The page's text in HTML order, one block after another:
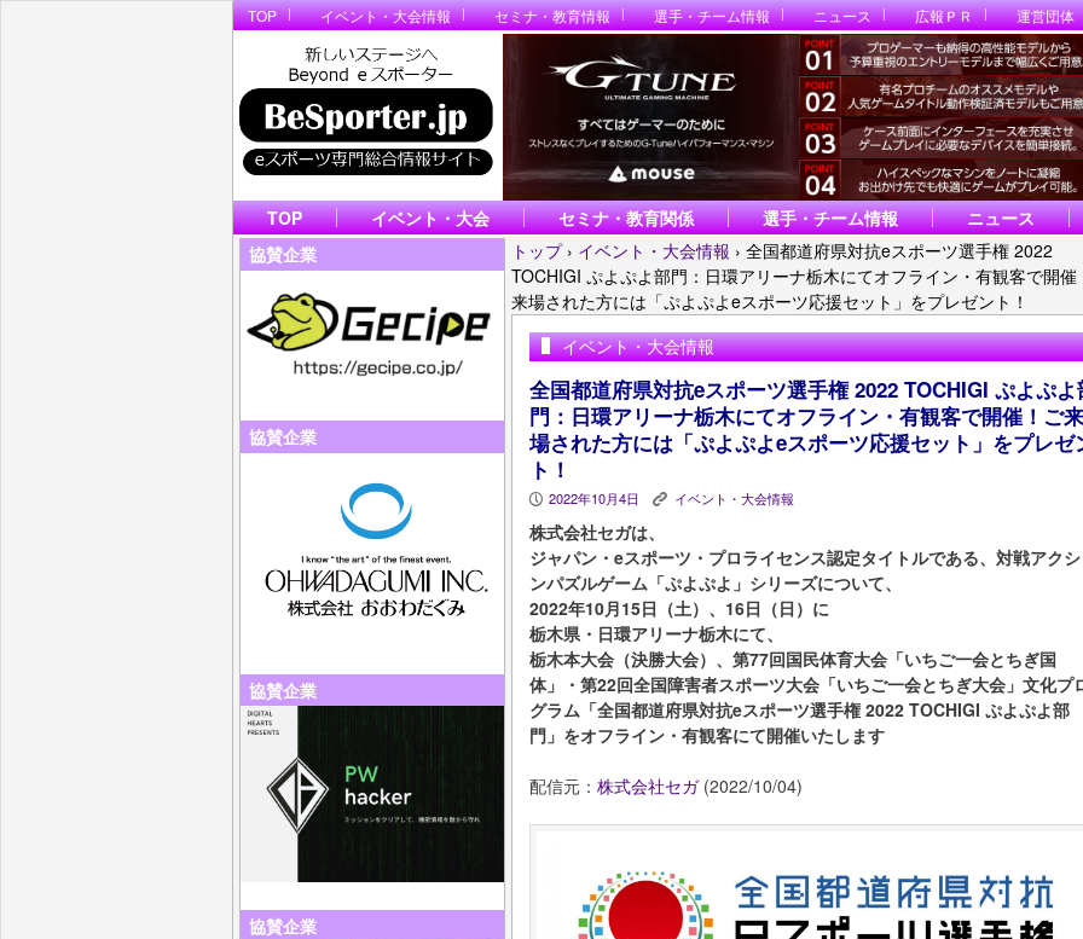
TOP イベント・大会情報 セミナ・教育情報 選手・チーム情報 ニュース 広報ＰＲ 運営団体
TOP イベント・大会 セミナ・教育関係 選手・チーム情報
ニュース
協賛企業
協賛企業
協賛企業
協賛企業
トップ › イベント・大会情報 › 全国都道府県対抗eスポーツ選手権 2022
TOCHIGI ぷよぷよ部門：日環アリーナ栃木にてオフライン・有観客で開催
来場された方には「ぷよぷよeスポーツ応援セット」をプレゼント！
イベント・大会情報
全国都道府県対抗eスポーツ選手権 2022 TOCHIGI ぷよぷよ
門：日環アリーナ栃木にてオフライン・有観客で開催！ご来
場された方には「ぷよぷよeスポーツ応援セット」をプレゼ
ト！
P 2022年10月4日 K イベント・大会情報
株式会社セガは、
ジャパン・eスポーツ・プロライセンス認定タイトルである、対戦アク
ンパズルゲーム「ぷよぷよ」シリーズについて、
2022年10月15日（土）、16日（日）に
栃木県・日環アリーナ栃木にて、
栃木本大会（決勝大会）、第77回国民体育大会「いちご一会とちぎ国
体」・第22回全国障害者スポーツ大会「いちご一会とちぎ大会」文化プ
グラム「全国都道府県対抗eスポーツ選手権 2022 TOCHIGI ぷよぷよ部
門」をオフライン・有観客にて開催いたします
配信元： 株式会社セガ(2022/10/04)